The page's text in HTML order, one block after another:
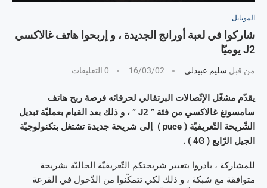
الموبايل
شاركوا في لعبة أورانج الجديدة ، و إربحوا هاتف غالاكسي
J2 يوميّا
من قبل سليم عبيدلي 16/03/02 0 التعليقات
يقدّم مشغّل الإتّصالات البرتقالي لحرفائه فرصة ربح هاتف
سامسونغ غالاكسي من فئة ” J2 ” ، و ذلك بعد القيام بعمليّة تبديل
الشّريحة التّعريفيّة ( puce ) إلى شريحة جديدة تشتغل بتكنولوجيّة
الجيل الرّابع ( 4G ) .
للمشاركة ، بادروا بتغيير شريحتكم التّعريفيّة الحاليّة بشريحة
متوافقة مع شبكة ، و ذلك لكي تتمكّنوا من الدّخول في القرعة